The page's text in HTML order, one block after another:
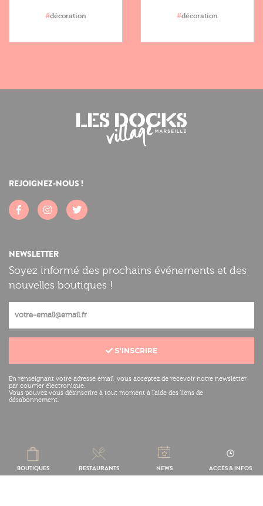
BOUTIQUES RESTAURANTS NEWS ACCÈS & INFOS
#décoration #décoration
REJOIGNEZ-NOUS !
NEWSLETTER
Soyez informé des prochains événements et des
nouvelles boutiques !
S'INSCRIRE
En renseignant votre adresse email, vous acceptez de recevoir notre newsletter
par courrier électronique.
Vous pouvez vous désinscrire à tout moment à l'aide des liens de
désabonnement.
Mentions légales Réalisation :